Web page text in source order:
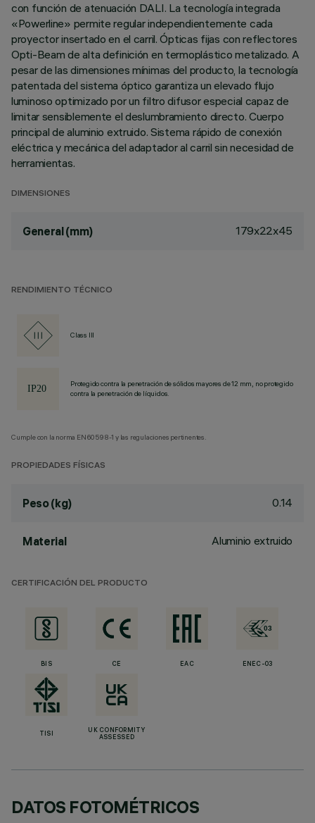
con función de atenuación DALI. La tecnología integrada
«Powerline» permite regular independientemente cada
proyector insertado en el carril. Ópticas fijas con reflectores
Opti-Beam de alta definición en termoplástico metalizado. A
pesar de las dimensiones mínimas del producto, la tecnología
patentada del sistema óptico garantiza un elevado flujo
luminoso optimizado por un filtro difusor especial capaz de
limitar sensiblemente el deslumbramiento directo. Cuerpo
principal de aluminio extruido. Sistema rápido de conexión
eléctrica y mecánica del adaptador al carril sin necesidad de
herramientas.
DIMENSIONES
General (mm) 179x22x45
RENDIMIENTO TÉCNICO
Class III
Protegido contra la penetración de sólidos mayores de 12 mm, no protegido
contra la penetración de líquidos.
Cumple con la norma EN60598-1 y las regulaciones pertinentes.
PROPIEDADES FÍSICAS
Peso (kg) 0.14
Material Aluminio extruido
CERTIFICACIÓN DEL PRODUCTO
BIS CE EAC ENEC-03
TISI
UK CONFORMITY
ASSESSED
DATOS FOTOMÉTRICOS